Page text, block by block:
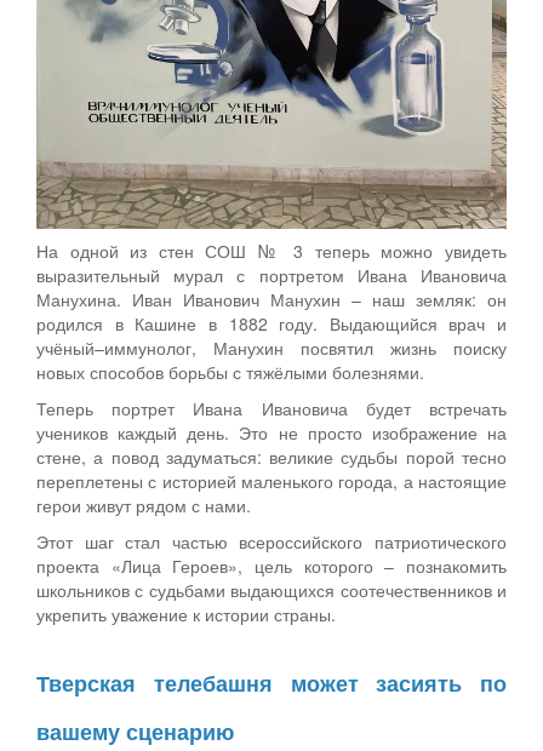
На одной из стен СОШ № 3 теперь можно увидеть
выразительный мурал с портретом Ивана Ивановича
Манухина. Иван Иванович Манухин – наш земляк: он
родился в Кашине в 1882 году. Выдающийся врач и
учёный–иммунолог, Манухин посвятил жизнь поиску
новых способов борьбы с тяжёлыми болезнями.
Теперь портрет Ивана Ивановича будет встречать
учеников каждый день. Это не просто изображение на
стене, а повод задуматься: великие судьбы порой тесно
переплетены с историей маленького города, а настоящие
герои живут рядом с нами.
Этот шаг стал частью всероссийского патриотического
проекта «Лица Героев», цель которого – познакомить
школьников с судьбами выдающихся соотечественников и
укрепить уважение к истории страны.
Тверская телебашня может засиять по
вашему сценарию